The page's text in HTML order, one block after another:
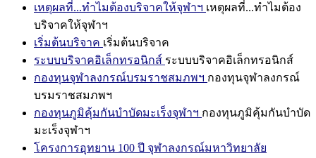
เหตุผลที่...ทำไมต้องบริจาคให้จุฬาฯ เหตุผลที่...ทำไมต้อง
บริจาคให้จุฬาฯ
เริ่มต้นบริจาค เริ่มต้นบริจาค
ระบบบริจาคอิเล็กทรอนิกส์ ระบบบริจาคอิเล็กทรอนิกส์
กองทุนจุฬาลงกรณ์บรมราชสมภพฯ กองทุนจุฬาลงกรณ์
บรมราชสมภพฯ
กองทุนภูมิคุ้มกันบำบัดมะเร็งจุฬาฯ กองทุนภูมิคุ้มกันบำบัด
มะเร็งจุฬาฯ
โครงการอุทยาน 100 ปี จุฬาลงกรณ์มหาวิทยาลัย